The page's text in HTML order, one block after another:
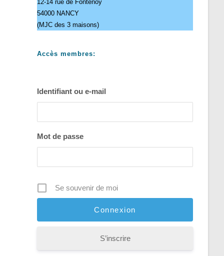
12-14 rue de Fontenoy
54000 NANCY
(MJC des 3 maisons)
Accès membres:
Identifiant ou e-mail
Mot de passe
Se souvenir de moi
S’inscrire